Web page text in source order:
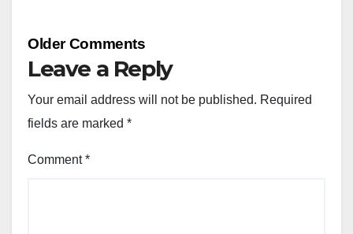
Comment
Older Comments
Leave a Reply
Your email address will not be published. Required
fields are marked *
Comment*